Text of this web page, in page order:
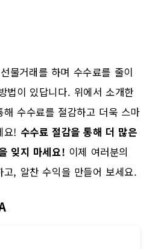
물거래를 하며 수수료를 줄이
법이 있답니다. 위에서 소개한
수수료를 절감하고 더욱 스마
요! 수수료 절감을 통해 더 많은
잊지 마세요! 이제 여러분의
, 알찬 수익을 만들어 보세요.